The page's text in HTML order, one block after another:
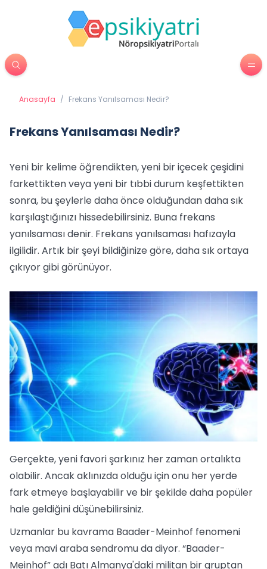
Anasayfa / Frekans Yanılsaması Nedir?
Frekans Yanılsaması Nedir?
Yeni bir kelime öğrendikten, yeni bir içecek çeşidini
farkettikten veya yeni bir tıbbi durum keşfettikten
sonra, bu şeylerle daha önce olduğundan daha sık
karşılaştığınızı hissedebilirsiniz. Buna frekans
yanılsaması denir. Frekans yanılsaması hafızayla
ilgilidir. Artık bir şeyi bildiğinize göre, daha sık ortaya
çıkıyor gibi görünüyor.
Gerçekte, yeni favori şarkınız her zaman ortalıkta
olabilir. Ancak aklınızda olduğu için onu her yerde
fark etmeye başlayabilir ve bir şekilde daha popüler
hale geldiğini düşünebilirsiniz.
Uzmanlar bu kavrama Baader-Meinhof fenomeni
veya mavi araba sendromu da diyor. “Baader-
Meinhof” adı Batı Almanya'daki militan bir gruptan